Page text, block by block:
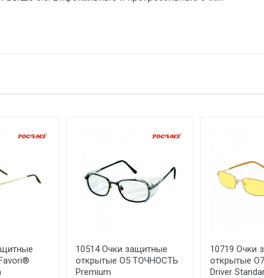
на упаковке / в паспорте товара
Указан на упаковке / в паспорте товара
"Летра", Беларусь, г. Минск, ул. Ф.Скорины, 54а/1, офис 34
10514 Очки защитные
открытые О5 ТОЧНОСТЬ
Premium
10719 Очки
открытые
Driver